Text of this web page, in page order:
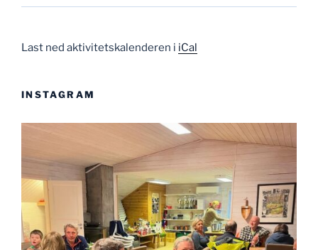
Last ned aktivitetskalenderen i iCal
INSTAGRAM